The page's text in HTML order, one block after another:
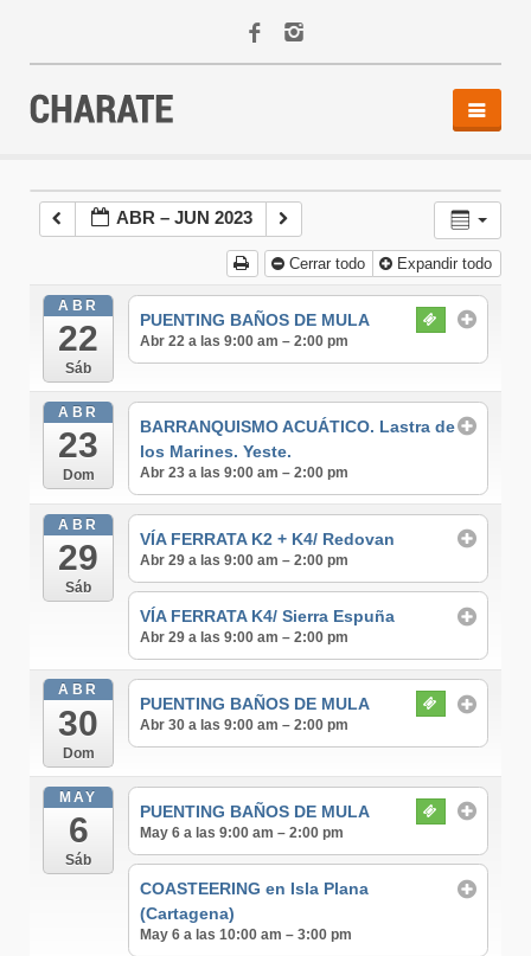
AGENDA
ACTIVIDADES
EQUIPO
CONTACTO
ABR – JUN 2023
Cerrar todo Expandir todo
ABR
22
Sáb
PUENTING BAÑOS DE MULA
Abr 22 a las 9:00 am – 2:00 pm
ABR
23
Dom
BARRANQUISMO ACUÁTICO. Lastra de
los Marines. Yeste.
Abr 23 a las 9:00 am – 2:00 pm
ABR
29
Sáb
VÍA FERRATA K2 + K4/ Redovan
Abr 29 a las 9:00 am – 2:00 pm
VÍA FERRATA K4/ Sierra Espuña
Abr 29 a las 9:00 am – 2:00 pm
ABR
30
Dom
PUENTING BAÑOS DE MULA
Abr 30 a las 9:00 am – 2:00 pm
MAY
6
Sáb
PUENTING BAÑOS DE MULA
May 6 a las 9:00 am – 2:00 pm
COASTEERING en Isla Plana
(Cartagena)
May 6 a las 10:00 am – 3:00 pm